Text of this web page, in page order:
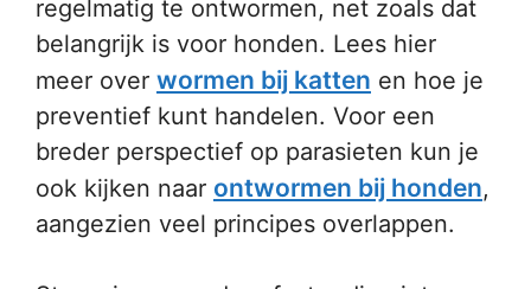
regelmatig te ontwormen, net zoals dat
belangrijk is voor honden. Lees hier
meer over wormen bij katten en hoe je
preventief kunt handelen. Voor een
breder perspectief op parasieten kun je
ook kijken naar ontwormen bij honden,
aangezien veel principes overlappen.